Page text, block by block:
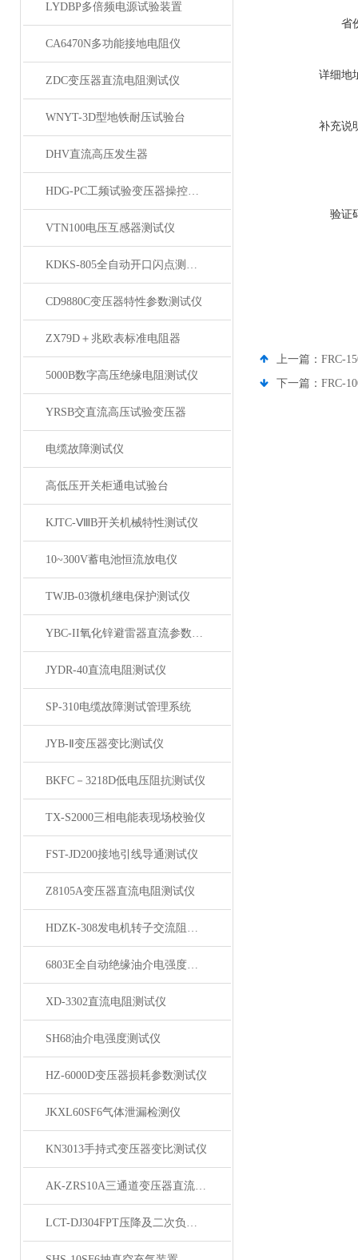
LYDBP多倍频电源试验装置
CA6470N多功能接地电阻仪
ZDC变压器直流电阻测试仪
WNYT-3D型地铁耐压试验台
DHV直流高压发生器
HDG-PC工频试验变压器操控装置
VTN100电压互感器测试仪
KDKS-805全自动开口闪点测定仪
CD9880C变压器特性参数测试仪
ZX79D＋兆欧表标准电阻器
5000B数字高压绝缘电阻测试仪
YRSB交直流高压试验变压器
电缆故障测试仪
高低压开关柜通电试验台
KJTC-ⅧB开关机械特性测试仪
10~300V蓄电池恒流放电仪
TWJB-03微机继电保护测试仪
YBC-II氧化锌避雷器直流参数测试仪
JYDR-40直流电阻测试仪
SP-310电缆故障测试管理系统
JYB-Ⅱ变压器变比测试仪
BKFC－3218D低电压阻抗测试仪
TX-S2000三相电能表现场校验仪
FST-JD200接地引线导通测试仪
Z8105A变压器直流电阻测试仪
HDZK-308发电机转子交流阻抗测试仪
6803E全自动绝缘油介电强度测试仪
XD-3302直流电阻测试仪
SH68油介电强度测试仪
HZ-6000D变压器损耗参数测试仪
JKXL60SF6气体泄漏检测仪
KN3013手持式变压器变比测试仪
AK-ZRS10A三通道变压器直流电阻测试仪
LCT-DJ304FPT压降及二次负荷测试仪
省
详细地
补充说
验证
上一篇： FRC-
下一篇： FRC-